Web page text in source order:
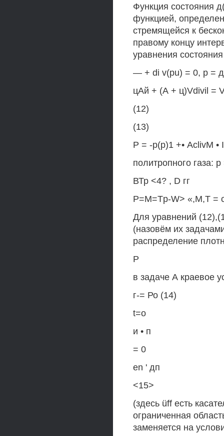
Функция состояния
функцией,
стремящейся к
правому концу
уравнения состояния
— + di v(pu) = 0, р =
цАй + (А + ц)Vdivil =
(12)
(13)
Р = -р(р)1 +• AclivM •
политропного газа:
ВТр <4? , D гг
P=M=Tp-W> «,М,Т =
Для уравнений
(назовём их
распределение
Р
в задаче А краевое
г-= Ро (14)
t=o
и • п
= 0
en ' дп
<15>
(здесь üff есть
ограниченная
заменяется на